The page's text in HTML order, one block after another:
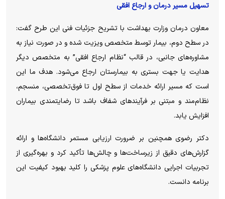
تسهیل مسیر درمان و ارجاع افقی
معاون درمان وزارت بهداشت با تشریح جزئیات فنی این طرح گفت:
در سطح دوم، بیمار توسط متخصص ویزیت شده و در صورت نیاز به
مشاوره‌های جانبی، در قالب “نظام ارجاع افقی” به متخصص دیگر
هدایت یا جهت بستری به بیمارستان ارجاع می‌شود. هدف ما این
است که مسیر ارائه خدمات از سطح اول تا فوق‌تخصصی، منسجم،
نظام‌مند و مبتنی بر فرآیند‌های شفاف باشد تا رضایتمندی بیماران
افزایش یابد.
دکتر رضوی همچنین بر ضرورت ارزیابی مستمر دانشگاه‌ها و ارائه
گزارش‌های دقیق از زیرساخت‌ها و چالش‌ها تأکید کرد و بهره‌گیری از
تجربیات اجرایی دانشگاه‌های علوم پزشکی را کلید بهبود کیفیت این
برنامه دانست.